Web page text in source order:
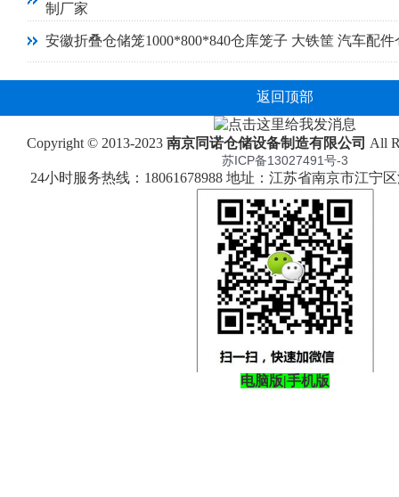
制厂家
安徽折叠仓储笼1000*800*840仓库笼子 大铁筐 汽车配件
返回顶部
Copyright © 2013-2023 南京同诺仓储设备制造有限公司 All
苏ICP备13027491号-3
24小时服务热线：18061678988 地址：江苏省南京市江宁
电脑版|手机版